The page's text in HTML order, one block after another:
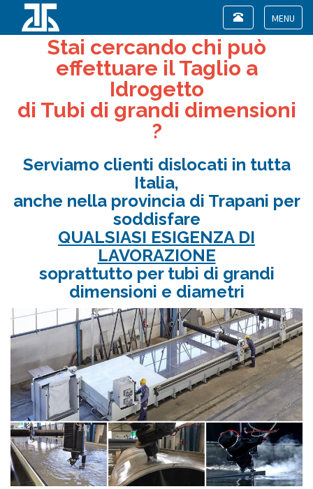
Toggle
Toggle
navigation
Stai cercando chi può
effettuare il Taglio a
Idrogetto
di Tubi di grandi dimensioni
?
Serviamo clienti dislocati in tutta
Italia,
anche nella provincia di Trapani per
soddisfare
QUALSIASI ESIGENZA DI
LAVORAZIONE
soprattutto per tubi di grandi
dimensioni e diametri